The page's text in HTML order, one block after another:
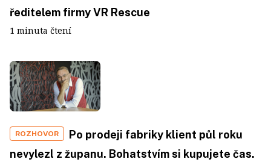
ředitelem firmy VR Rescue
1 minuta čtení
ROZHOVOR
Po prodeji fabriky klient půl roku
nevylezl z županu. Bohatstvím si kupujete čas.